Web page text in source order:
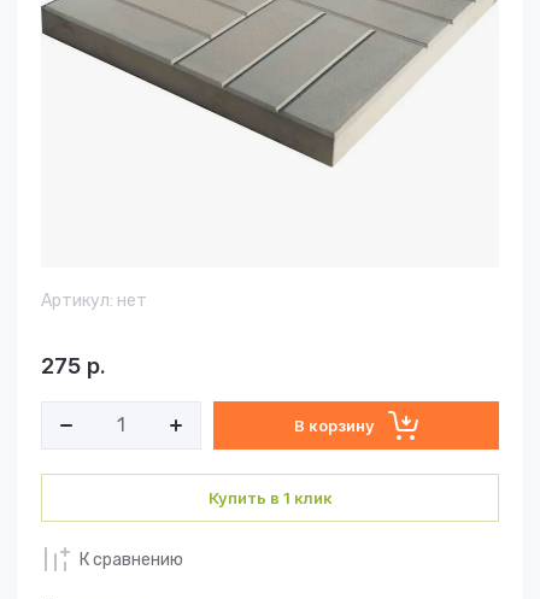
Артикул: нет
275 р.
В корзину
Купить в 1 клик
К сравнению